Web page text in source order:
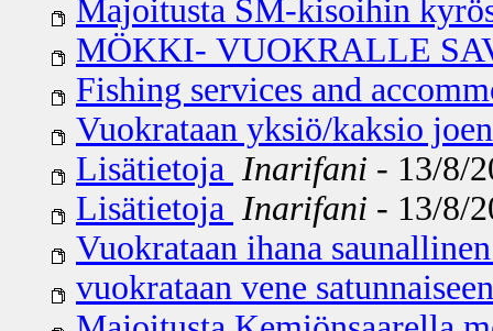
Majoitusta SM-kisoihin
MÖKKI- VUOKRALLE
Fishing services and
Vuokrataan yksiö/kaksio
Lisätietoja Inarifani - 13/8/
Lisätietoja Inarifani - 13/8/
Vuokrataan ihana
vuokrataan vene